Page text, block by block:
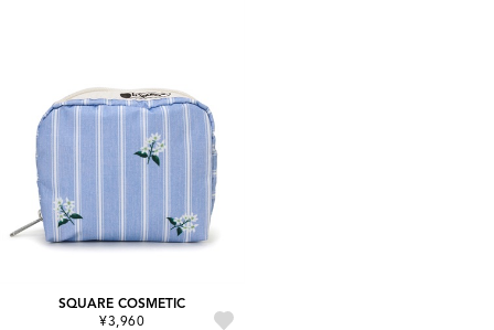
SQUARE COSMETIC
¥3,960